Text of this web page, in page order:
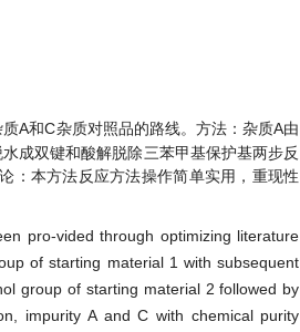
A和C杂质对照品的路线。方法：杂质A由
成双键和酸解脱除三苯甲基保护基两步反
：本方法反应方法操作简单实用，重现性
pro-vided through optimizing literature
of starting material 1 with subsequent
group of starting material 2 followed by
impurity A and C with chemical purity